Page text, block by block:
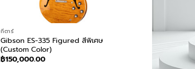
กีตาร์
Gibson ES-335 Figured สีพิเศษ
(Custom Color)
฿150,000.00